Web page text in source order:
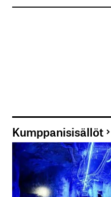
Kumppanisisällöt